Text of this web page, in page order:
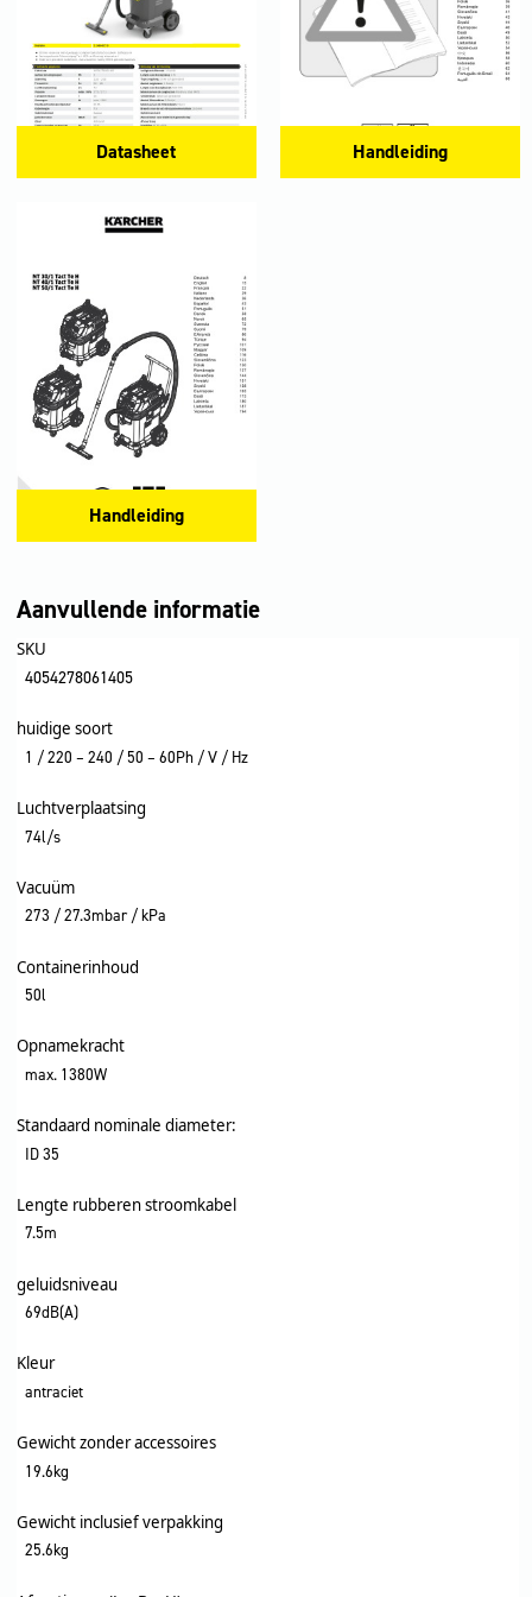
Datasheet Handleiding
Handleiding
Aanvullende informatie
SKU
4054278061405
huidige soort
1 / 220 – 240 / 50 – 60Ph / V / Hz
Luchtverplaatsing
74l/s
Vacuüm
273 / 27.3mbar / kPa
Containerinhoud
50l
Opnamekracht
max. 1380W
Standaard nominale diameter:
ID 35
Lengte rubberen stroomkabel
7.5m
geluidsniveau
69dB(A)
Kleur
antraciet
Gewicht zonder accessoires
19.6kg
Gewicht inclusief verpakking
25.6kg